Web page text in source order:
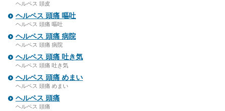
ヘルペス 頭皮
ヘルペス 頭痛 嘔吐
ヘルペス 頭痛 嘔吐
ヘルペス 頭痛 病院
ヘルペス 頭痛 病院
ヘルペス 頭痛 吐き気
ヘルペス 頭痛 吐き気
ヘルペス 頭痛 めまい
ヘルペス 頭痛 めまい
ヘルペス 頭痛
ヘルペス 頭痛